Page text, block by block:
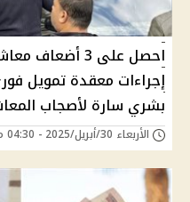
احصل على 3
إجراءات معقدة تمويل
بشري سارة لأصجاب
الأربعاء 30/أبريل/2025 - 04:30 م